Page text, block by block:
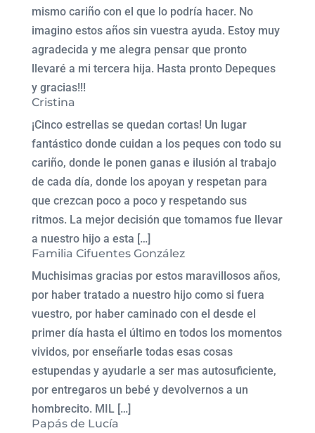
mismo cariño con el que lo podría hacer. No
imagino estos años sin vuestra ayuda. Estoy muy
agradecida y me alegra pensar que pronto
llevaré a mi tercera hija. Hasta pronto Depeques
y gracias!!!
Cristina
¡Cinco estrellas se quedan cortas! Un lugar
fantástico donde cuidan a los peques con todo su
cariño, donde le ponen ganas e ilusión al trabajo
de cada día, donde los apoyan y respetan para
que crezcan poco a poco y respetando sus
ritmos. La mejor decisión que tomamos fue llevar
a nuestro hijo a esta […]
Familia Cifuentes González
Muchisimas gracias por estos maravillosos años,
por haber tratado a nuestro hijo como si fuera
vuestro, por haber caminado con el desde el
primer día hasta el último en todos los momentos
vividos, por enseñarle todas esas cosas
estupendas y ayudarle a ser mas autosuficiente,
por entregaros un bebé y devolvernos a un
hombrecito. MIL […]
Papás de Lucía